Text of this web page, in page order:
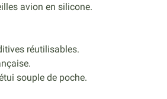
avion en silicone.
réutilisables.
souple de poche.